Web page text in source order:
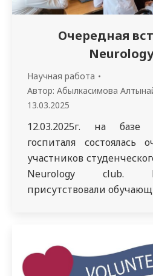
Очередная
Научная работа
Автор: Абылкасимова
13.03.2025
12.03.2025г. на базе
госпиталя состоялась
участников
Neurology club.
присутствовали
заслушан доклад
Тулеубаева Данияра,